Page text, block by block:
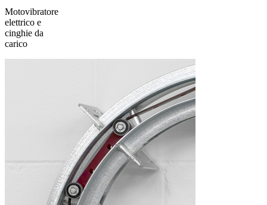
Motovibratore
elettrico e
cinghie da
carico